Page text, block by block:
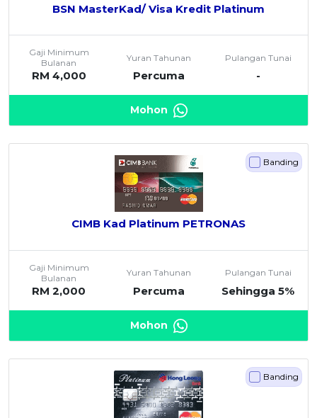
BSN MasterKad/ Visa Kredit Platinum
Gaji Minimum
Bulanan
RM 4,000
Yuran Tahunan
Percuma
Pulangan Tunai
-
Mohon
Banding
CIMB Kad Platinum PETRONAS
Gaji Minimum
Bulanan
RM 2,000
Yuran Tahunan
Percuma
Pulangan Tunai
Sehingga 5%
Mohon
Banding